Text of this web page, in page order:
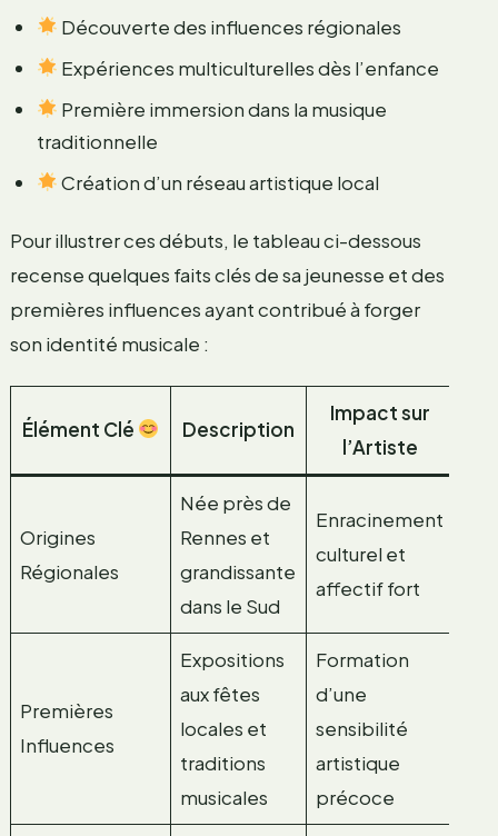
Découverte des influences régionales
Expériences multiculturelles dès l’enfance
Première immersion dans la musique
traditionnelle
Création d’un réseau artistique local
Pour illustrer ces débuts, le tableau ci-dessous
recense quelques faits clés de sa jeunesse et des
premières influences ayant contribué à forger
son identité musicale :
Élément Clé Description
Impact sur
l’Artiste
Origines
Régionales
Née près de
Rennes et
grandissante
dans le Sud
Enracinement
culturel et
affectif fort
Premières
Influences
Expositions
aux fêtes
locales et
traditions
musicales
Formation
d’une
sensibilité
artistique
précoce